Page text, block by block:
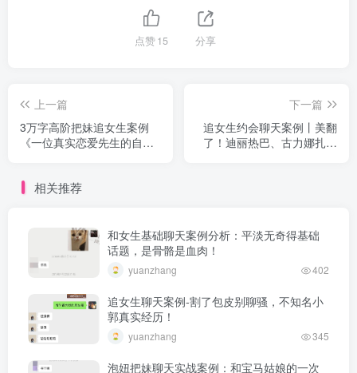
点赞15 分享
上一篇
3万字高阶把妹追女生案例
《一位真实恋爱先生的自白
下一篇
追女生约会聊天案例丨美翻
了！迪丽热巴、古力娜扎，
相关推荐
和女生基础聊天案例分析：平淡无奇得基础
话题，是骨骼是血肉！
yuanzhang 402
追女生聊天案例-割了包皮别聊骚，不知名小
郭真实经历！
yuanzhang 345
泡妞把妹聊天实战案例：和宝马姑娘的一次